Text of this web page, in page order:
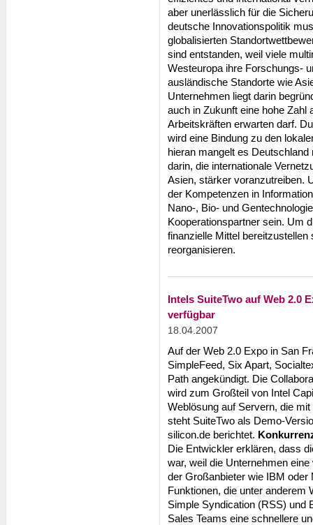
aber unerlässlich für die
deutsche Innovationspolitik
globalisierten
sind entstanden, weil viele
Westeuropa ihre Forschungs-
ausländische Standorte wie
Unternehmen liegt darin
auch in Zukunft eine hohe Zahl
Arbeitskräften erwarten darf.
wird eine Bindung zu den
hieran mangelt es
darin, die internationale
Asien, stärker voranzutreiben.
der Kompetenzen in
Nano-, Bio- und
Kooperationspartner sein. Um
finanzielle Mittel
reorganisieren.
Intels SuiteTwo auf Web 2.0
verfügbar
18.04.2007
Auf der Web 2.0 Expo in San
SimpleFeed, Six Apart,
Path angekündigt. Die
wird zum Großteil von Intel
Weblösung auf Servern, die
steht SuiteTwo als Demo-
silicon.de berichtet.
Die Entwickler erklären, dass
war, weil die Unternehmen
der Großanbieter wie IBM
Funktionen, die unter anderem
Simple Syndication (RSS) und
Sales Teams eine schnellere